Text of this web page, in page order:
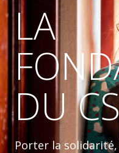
LA
DU
Porter la